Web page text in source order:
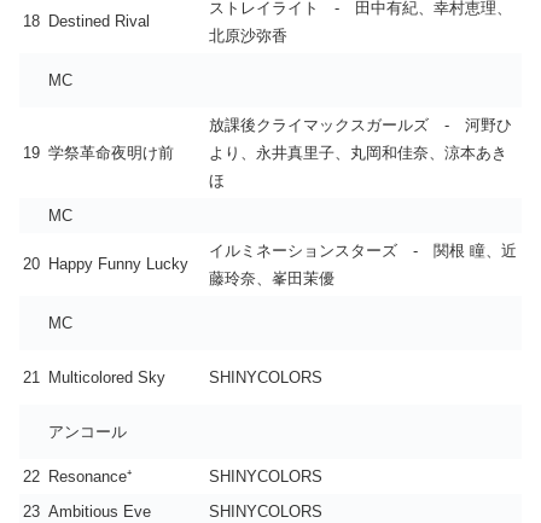
18 Destined Rival
ストレイライト - 田中有紀、幸村恵理、
北原沙弥香
MC
19 学祭革命夜明け前
放課後クライマックスガールズ - 河野ひ
より、永井真里子、丸岡和佳奈、涼本あき
ほ
MC
20 Happy Funny Lucky
イルミネーションスターズ - 関根 瞳、近
藤玲奈、峯田茉優
MC
21 Multicolored Sky SHINYCOLORS
アンコール
22 Resonance⁺
SHINYCOLORS
23 Ambitious Eve
SHINYCOLORS